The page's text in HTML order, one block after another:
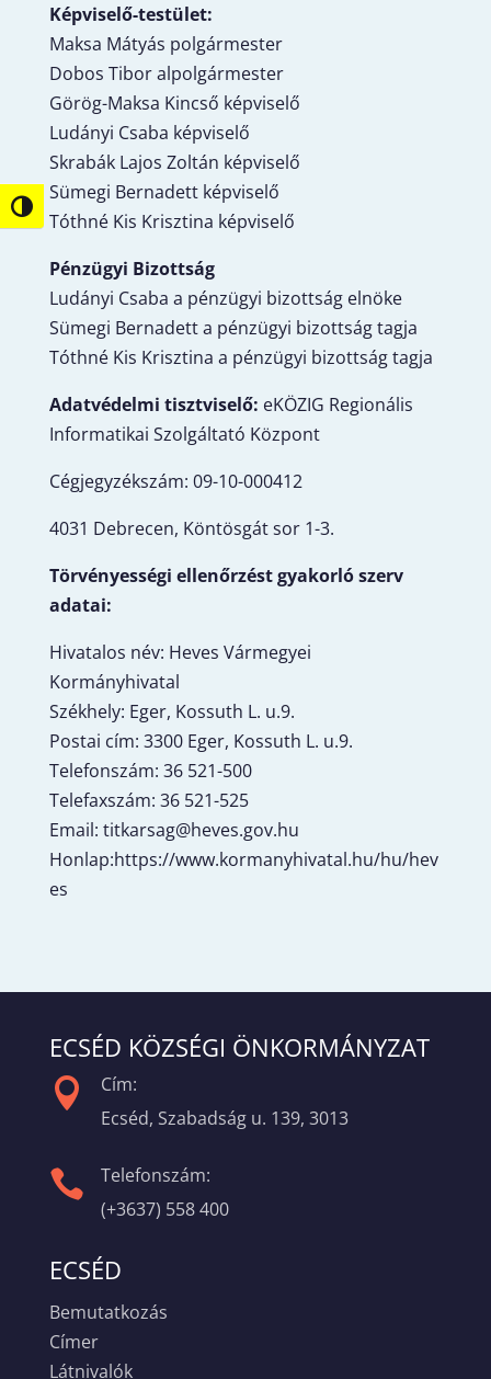
Nagy kontraszt váltása
Képviselő-testület:
Maksa Mátyás polgármester
Dobos Tibor alpolgármester
Görög-Maksa Kincső képviselő
Ludányi Csaba képviselő
Skrabák Lajos Zoltán képviselő
Sümegi Bernadett képviselő
Tóthné Kis Krisztina képviselő
Pénzügyi Bizottság
Ludányi Csaba a pénzügyi bizottság elnöke
Sümegi Bernadett a pénzügyi bizottság tagja
Tóthné Kis Krisztina a pénzügyi bizottság tagja
Adatvédelmi tisztviselő: eKÖZIG Regionális
Informatikai Szolgáltató Központ
Cégjegyzékszám: 09-10-000412
4031 Debrecen, Köntösgát sor 1-3.
Törvényességi ellenőrzést gyakorló szerv
adatai:
Hivatalos név: Heves Vármegyei
Kormányhivatal
Székhely: Eger, Kossuth L. u.9.
Postai cím: 3300 Eger, Kossuth L. u.9.
Telefonszám: 36 521-500
Telefaxszám: 36 521-525
Email: titkarsag@heves.gov.hu
Honlap:https://www.kormanyhivatal.hu/hu/hev
es
ECSÉD KÖZSÉGI ÖNKORMÁNYZAT

Cím:
Ecséd, Szabadság u. 139, 3013

Telefonszám:
(+3637) 558 400
ECSÉD
Bemutatkozás
Címer
Látnivalók